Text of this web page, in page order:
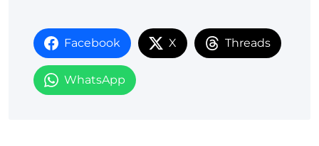
Facebook X Threads
WhatsApp